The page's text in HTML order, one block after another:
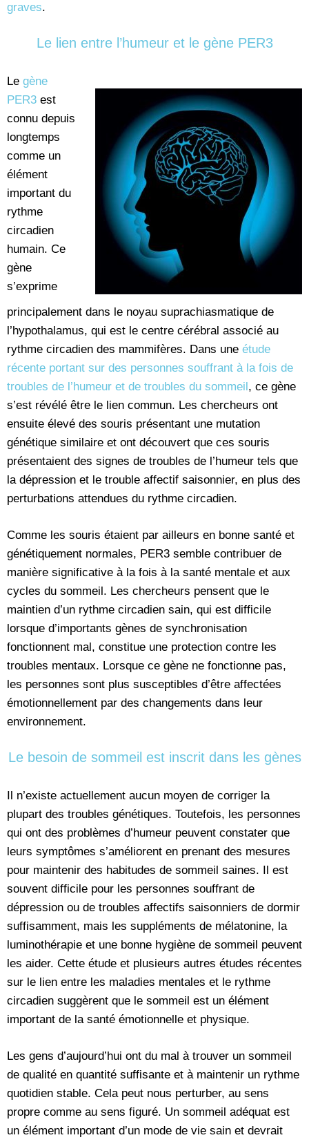
graves.
Le lien entre l’humeur et le gène PER3
Le gène
PER3 est
connu depuis
longtemps
comme un
élément
important du
rythme
circadien
humain. Ce
gène
s’exprime
principalement dans le noyau suprachiasmatique de
l’hypothalamus, qui est le centre cérébral associé au
rythme circadien des mammifères. Dans une étude
récente portant sur des personnes souffrant à la fois de
troubles de l’humeur et de troubles du sommeil, ce gène
s’est révélé être le lien commun. Les chercheurs ont
ensuite élevé des souris présentant une mutation
génétique similaire et ont découvert que ces souris
présentaient des signes de troubles de l’humeur tels que
la dépression et le trouble affectif saisonnier, en plus des
perturbations attendues du rythme circadien.
Comme les souris étaient par ailleurs en bonne santé et
génétiquement normales, PER3 semble contribuer de
manière significative à la fois à la santé mentale et aux
cycles du sommeil. Les chercheurs pensent que le
maintien d’un rythme circadien sain, qui est difficile
lorsque d’importants gènes de synchronisation
fonctionnent mal, constitue une protection contre les
troubles mentaux. Lorsque ce gène ne fonctionne pas,
les personnes sont plus susceptibles d’être affectées
émotionnellement par des changements dans leur
environnement.
Le besoin de sommeil est inscrit dans les gènes
Il n’existe actuellement aucun moyen de corriger la
plupart des troubles génétiques. Toutefois, les personnes
qui ont des problèmes d’humeur peuvent constater que
leurs symptômes s’améliorent en prenant des mesures
pour maintenir des habitudes de sommeil saines. Il est
souvent difficile pour les personnes souffrant de
dépression ou de troubles affectifs saisonniers de dormir
suffisamment, mais les suppléments de mélatonine, la
luminothérapie et une bonne hygiène de sommeil peuvent
les aider. Cette étude et plusieurs autres études récentes
sur le lien entre les maladies mentales et le rythme
circadien suggèrent que le sommeil est un élément
important de la santé émotionnelle et physique.
Les gens d’aujourd’hui ont du mal à trouver un sommeil
de qualité en quantité suffisante et à maintenir un rythme
quotidien stable. Cela peut nous perturber, au sens
propre comme au sens figuré. Un sommeil adéquat est
un élément important d’un mode de vie sain et devrait